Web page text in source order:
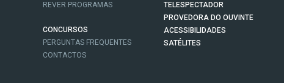
REVER PROGRAMAS
CONCURSOS
PERGUNTAS FREQUENTES
CONTACTOS
TELESPECTADOR
PROVEDORA DO OUVINTE
ACESSIBILIDADES
SATÉLITES